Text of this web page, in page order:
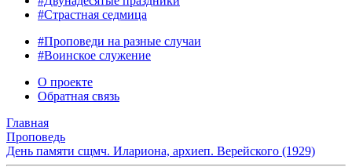
#Страстная седмица
#Проповеди на разные случаи
#Воинское служение
О проекте
Обратная связь
Главная
Проповедь
День памяти сщмч. Илариона, архиеп. Верейского (1929)